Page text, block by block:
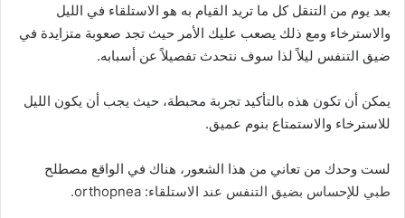
بعد يوم من التنقل كل ما تريد القيام به هو الاستلقاء في الليل
والاسترخاء ومع ذلك يصعب عليك الأمر حيث تجد صعوبة متزايدة في
ضيق التنفس ليلاً لذا سوف نتحدث تفصيلاً عن أسبابه.
يمكن أن تكون هذه بالتأكيد تجربة محبطة، حيث يجب أن يكون الليل
للاسترخاء والاستمتاع بنوم عميق.
لست وحدك من تعاني من هذا الشعور، هناك في الواقع مصطلح
طبي للإحساس بضيق التنفس عند الاستلقاء: orthopnea.